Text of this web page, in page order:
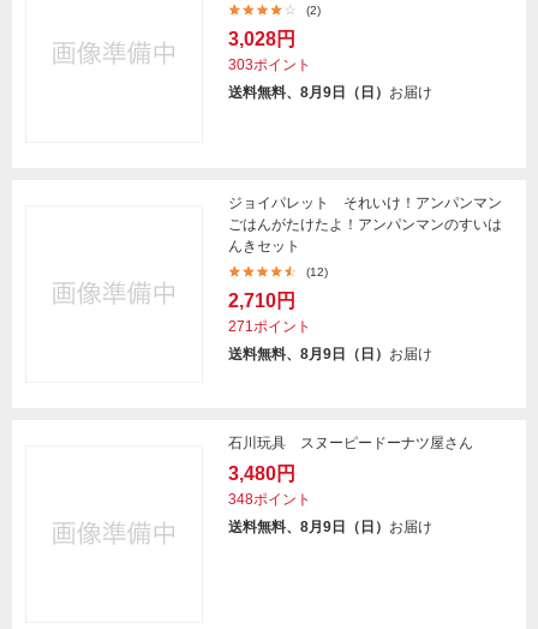
(2)
3,028円
303ポイント
送料無料、8月9日（日） お届け
ジョイパレット それいけ！アンパンマン
ごはんがたけたよ！アンパンマンのすいは
んきセット
(12)
2,710円
271ポイント
送料無料、8月9日（日） お届け
石川玩具 スヌーピードーナツ屋さん
3,480円
348ポイント
送料無料、8月9日（日） お届け